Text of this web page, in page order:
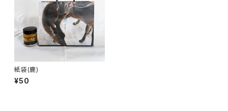
紙袋(鹿)
¥50